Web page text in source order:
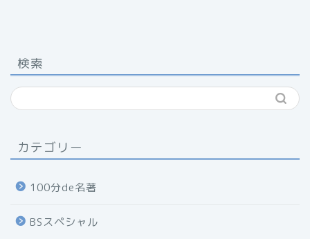
検索
カテゴリー
100分de名著
BSスペシャル